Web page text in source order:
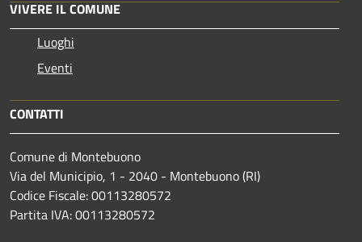
VIVERE IL COMUNE
Luoghi
Eventi
CONTATTI
Comune di Montebuono
Via del Municipio, 1 - 2040 - Montebuono (RI)
Codice Fiscale: 00113280572
Partita IVA: 00113280572